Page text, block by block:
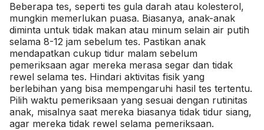
Beberapa tes, seperti tes gula darah atau kolesterol,
mungkin memerlukan puasa. Biasanya, anak-anak
diminta untuk tidak makan atau minum selain air putih
selama 8-12 jam sebelum tes. Pastikan anak
mendapatkan cukup tidur malam sebelum
pemeriksaan agar mereka merasa segar dan tidak
rewel selama tes. Hindari aktivitas fisik yang
berlebihan yang bisa mempengaruhi hasil tes tertentu.
Pilih waktu pemeriksaan yang sesuai dengan rutinitas
anak, misalnya saat mereka biasanya tidak tidur siang,
agar mereka tidak rewel selama pemeriksaan.